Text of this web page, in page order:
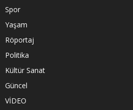
Spor
Yaşam
Röportaj
Politika
Kültür Sanat
Güncel
VİDEO